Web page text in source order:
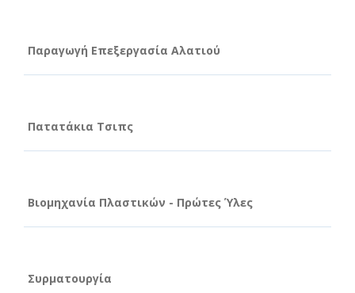
Παραγωγή Επεξεργασία Αλατιού
Πατατάκια Τσιπς
Βιομηχανία Πλαστικών - Πρώτες Ύλες
Συρματουργία